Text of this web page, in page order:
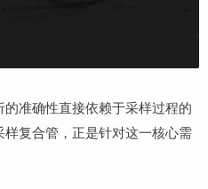
准确性直接依赖于采样过程的
复合管，正是针对这一核心需